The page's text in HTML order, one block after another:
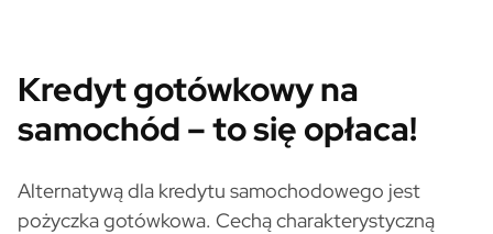
Kredyt gotówkowy na
samochód – to się opłaca!
Alternatywą dla kredytu samochodowego jest
pożyczka gotówkowa. Cechą charakterystyczną